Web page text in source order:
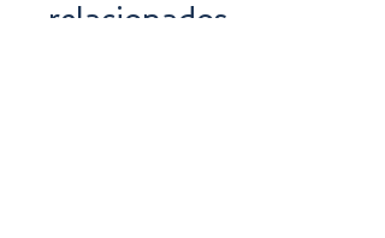
relacionados